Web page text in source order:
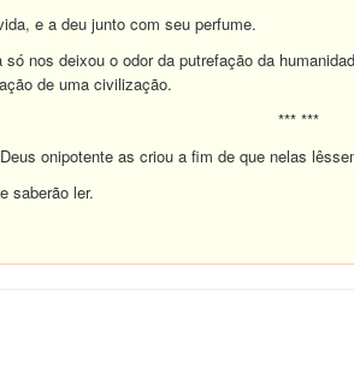
e a deu junto com seu perfume.
nos deixou o odor da putrefação da
de uma civilização.
*** ***
onipotente as criou a fim de que nelas
saberão ler.